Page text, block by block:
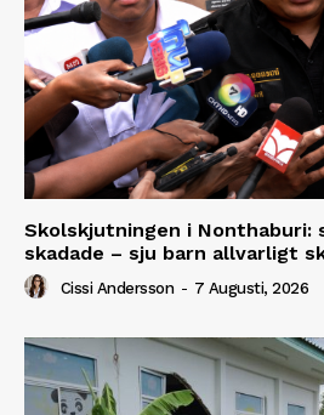
Skolskjutningen i Nonthaburi:
skadade – sju barn allvarligt
Cissi Andersson - 7 Augusti, 2026